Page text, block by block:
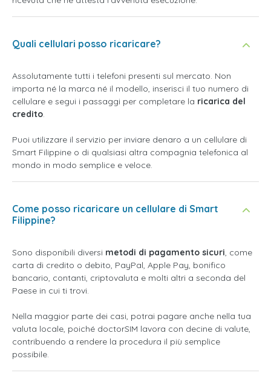
Quali cellulari posso ricaricare?
Assolutamente tutti i telefoni presenti sul mercato. Non
importa né la marca né il modello, inserisci il tuo numero di
cellulare e segui i passaggi per completare la ricarica del
credito.
Puoi utilizzare il servizio per inviare denaro a un cellulare di
Smart Filippine o di qualsiasi altra compagnia telefonica al
mondo in modo semplice e veloce.
Come posso ricaricare un cellulare di Smart
Filippine?
Sono disponibili diversi metodi di pagamento sicuri, come
carta di credito o debito, PayPal, Apple Pay, bonifico
bancario, contanti, criptovaluta e molti altri a seconda del
Paese in cui ti trovi.
Nella maggior parte dei casi, potrai pagare anche nella tua
valuta locale, poiché doctorSIM lavora con decine di valute,
contribuendo a rendere la procedura il più semplice
possibile.